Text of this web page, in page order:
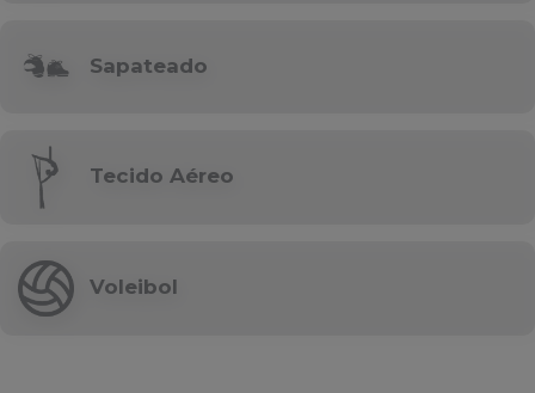
Sapateado
Tecido Aéreo
Voleibol